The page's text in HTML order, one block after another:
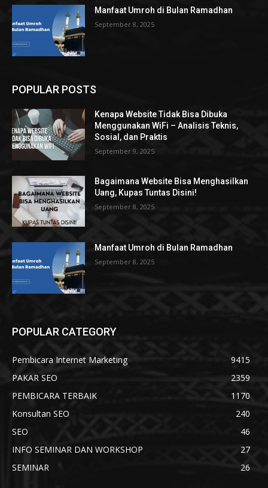
Manfaat Umroh di Bulan Ramadhan
September 8, 2025
POPULAR POSTS
Kenapa Website Tidak Bisa Dibuka
Menggunakan WiFi – Analisis Teknis,
Sosial, dan Praktis
September 9, 2025
Bagaimana Website Bisa Menghasilkan
Uang, Kupas Tuntas Disini!
September 8, 2025
Manfaat Umroh di Bulan Ramadhan
September 8, 2025
POPULAR CATEGORY
Pembicara Internet Marketing
9415
PAKAR SEO
2359
PEMBICARA TERBAIK
1170
Konsultan SEO
240
SEO
46
INFO SEMINAR DAN WORKSHOP
27
SEMINAR
26